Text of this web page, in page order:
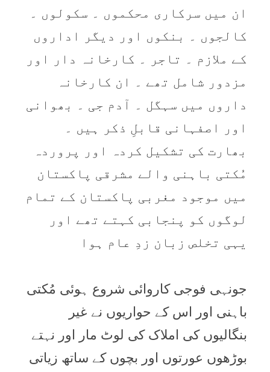
ان میں سرکاری محکموں ۔ سکولوں ۔
کالجوں ۔ بنکوں اور دیگر اداروں
کے ملازم ۔ تاجر ۔ کارخانہ دار اور
مزدور شامل تھے ۔ ان کارخانہ
داروں میں سہگل ۔ آدم جی ۔ بھوانی
اور اصفہانی قابلِ ذکر ہیں ۔
بھارت کی تشکیل کردہ اور پروردہ
مُکتی باہنی والے مشرقی پاکستان
میں موجود مغربی پاکستان کے تمام
لوگوں کو پنجابی کہتے تھے اور
یہی تخلص زبان زدِ عام ہوا
جونہی فوجی کاروائی شروع ہوئی مُکتی
باہنی اور اس کے حواریوں نے غیر
بنگالیوں کی املاک کی لوٹ مار اور نہتے
بوڑھوں عورتوں اور بچوں کے ساتھ زیاتی